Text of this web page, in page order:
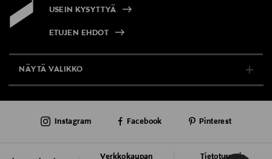
USEIN KYSYTTYÄ
ETUJEN EHDOT
NÄYTÄ VALIKKO
AJANKOHTAISTA
Verkkokaupan Tietoturva ja
Instagram Facebook Pinterest